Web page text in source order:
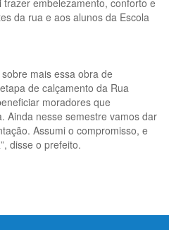
da rua e aos alunos da Escola
mais essa obra de
de calçamento da Rua
moradores que
Ainda nesse semestre vamos dar
Assumi o compromisso, e
disse o prefeito.